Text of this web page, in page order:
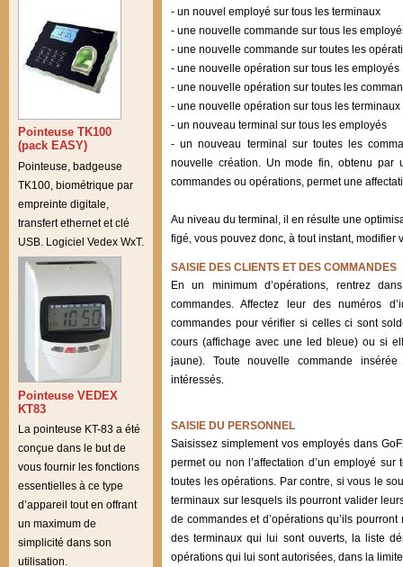
Pointeuse TK100
(pack EASY)
Pointeuse, badgeuse
TK100, biométrique par
empreinte digitale,
transfert ethernet et clé
USB. Logiciel Vedex WxT.
Pointeuse VEDEX
KT83
La pointeuse KT-83 a été
conçue dans le but de
vous fournir les fonctions
essentielles à ce type
d’appareil tout en offrant
un maximum de
simplicité dans son
utilisation.
- un nouvel employé sur tous les terminaux
- une nouvelle commande sur tous les
- une nouvelle commande sur toutes les
- une nouvelle opération sur tous les employés
- une nouvelle opération sur toutes les
- une nouvelle opération sur tous les terminaux
- un nouveau terminal sur tous les employés
- un nouveau terminal sur toutes les
nouvelle création. Un mode fin, obtenu par
commandes ou opérations, permet une
Au niveau du terminal, il en résulte une
figé, vous pouvez donc, à tout instant, modifier
SAISIE DES CLIENTS ET DES COMMANDES
En un minimum d’opérations, rentrez
commandes. Affectez leur des numéros
commandes pour vérifier si celles ci sont
cours (affichage avec une led bleue) ou si
jaune). Toute nouvelle commande
intéressés.
SAISIE DU PERSONNEL
Saisissez simplement vos employés dans
permet ou non l’affectation d’un employé
toutes les opérations. Par contre, si vous le
terminaux sur lesquels ils pourront valider
de commandes et d’opérations qu’ils
des terminaux qui lui sont ouverts, la liste
opérations qui lui sont autorisées, dans la